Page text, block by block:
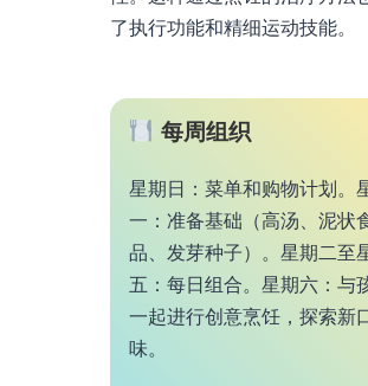
了执行功能和精细运动技能。
每周组织
星期日：菜单和购物计划。
一：准备基础（高汤、泥状
品、发芽种子）。星期二至
五：每日组合。星期六：与
一起进行创意烹饪，探索新
味。